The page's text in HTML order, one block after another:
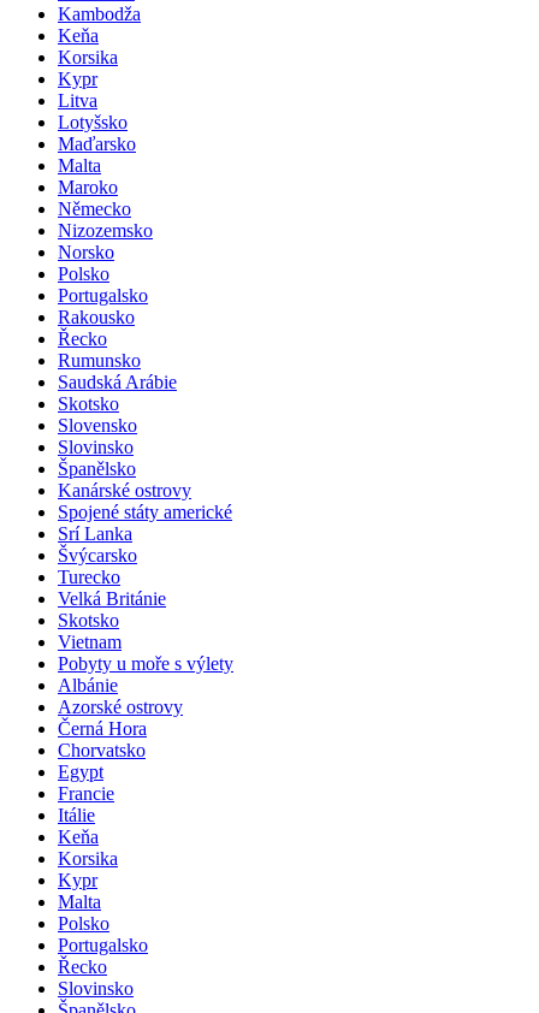
Kambodža
Keňa
Korsika
Kypr
Litva
Lotyšsko
Maďarsko
Malta
Maroko
Německo
Nizozemsko
Norsko
Polsko
Portugalsko
Rakousko
Řecko
Rumunsko
Saudská Arábie
Skotsko
Slovensko
Slovinsko
Španělsko
Kanárské ostrovy
Spojené státy americké
Srí Lanka
Švýcarsko
Turecko
Velká Británie
Skotsko
Vietnam
Pobyty u moře s výlety
Albánie
Azorské ostrovy
Černá Hora
Chorvatsko
Egypt
Francie
Itálie
Keňa
Korsika
Kypr
Malta
Polsko
Portugalsko
Řecko
Slovinsko